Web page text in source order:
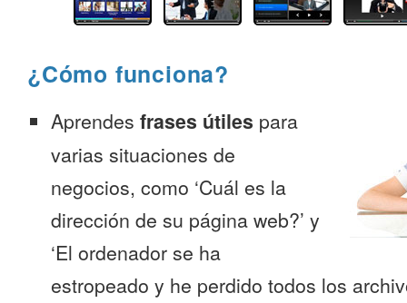
¿Cómo funciona?
Aprendes frases útiles para
varias situaciones de
negocios, como ‘Cuál es la
dirección de su página web?’ y
‘El ordenador se ha
estropeado y he perdido todos los